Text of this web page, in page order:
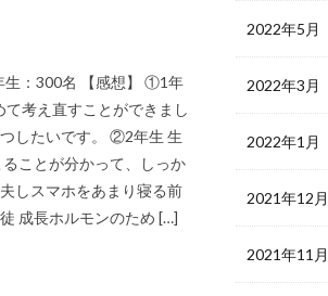
：300名 【感想】 ①1年
考え直すことができまし
したいです。 ②2年生 生
ことが分かって、しっか
しスマホをあまり寝る前
成長ホルモンのため […]
2022年5月
2022年3月
2022年1月
2021年12月
2021年11月